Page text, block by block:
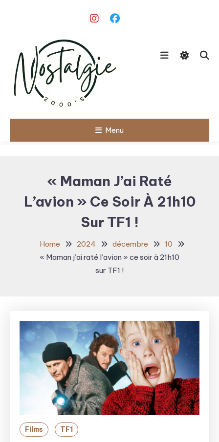
Nostalgie
Menu
« Maman J’ai Raté
L’avion » Ce Soir À 21h10
Sur TF1 !
Home 2024 décembre
10
« Maman j’ai raté l’avion » ce soir à 21h10
sur TF1 !
Films TF1